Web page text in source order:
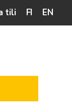
tili FI EN